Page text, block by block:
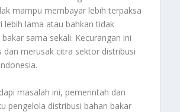
mampu membayar lebih terpaksa
lebih lama atau bahkan tidak
sama sekali. Kecurangan ini
dan merusak citra sektor distribusi
masalah ini, pemerintah dan
pengelola distribusi bahan bakar